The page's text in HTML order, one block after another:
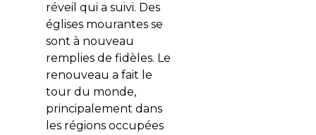
réveil qui a suivi. Des
églises mourantes se
sont à nouveau
remplies de fidèles. Le
renouveau a fait le
tour du monde,
principalement dans
les régions occupées